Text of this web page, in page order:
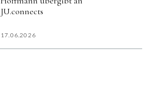
JU.connects
17.06.2026